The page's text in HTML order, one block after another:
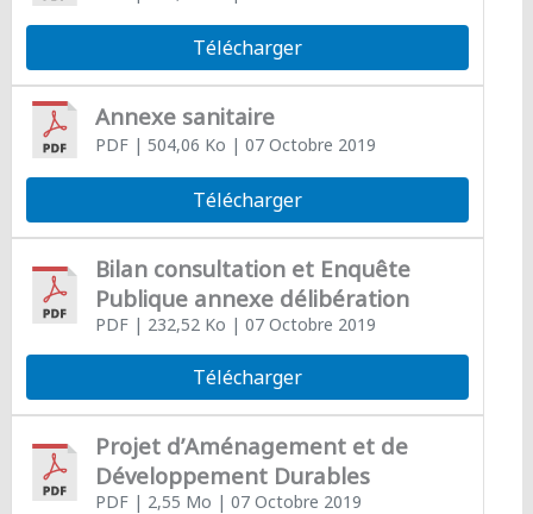
Télécharger
Annexe sanitaire
PDF| 504,06 Ko | 07 Octobre 2019
Télécharger
Bilan consultation et Enquête
Publique annexe délibération
PDF| 232,52 Ko | 07 Octobre 2019
Télécharger
Projet d’Aménagement et de
Développement Durables
PDF| 2,55 Mo | 07 Octobre 2019